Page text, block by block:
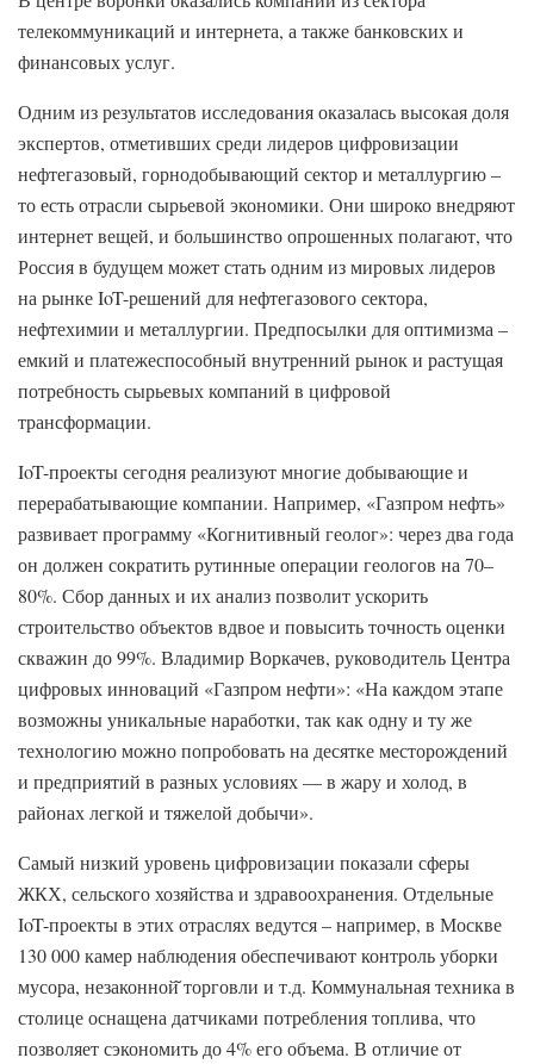
телекоммуникаций и интернета, а также банковских и
финансовых услуг.
Одним из результатов исследования оказалась высокая доля
экспертов, отметивших среди лидеров цифровизации
нефтегазовый, горнодобывающий сектор и металлургию –
то есть отрасли сырьевой экономики. Они широко внедряют
интернет вещей, и большинство опрошенных полагают, что
Россия в будущем может стать одним из мировых лидеров
на рынке IoT-решений для нефтегазового сектора,
нефтехимии и металлургии. Предпосылки для оптимизма –
емкий и платежеспособный внутренний рынок и растущая
потребность сырьевых компаний в цифровой
трансформации.
IoT-проекты сегодня реализуют многие добывающие и
перерабатывающие компании. Например, «Газпром нефть»
развивает программу «Когнитивный геолог»: через два года
он должен сократить рутинные операции геологов на 70–
80%. Сбор данных и их анализ позволит ускорить
строительство объектов вдвое и повысить точность оценки
скважин до 99%. Владимир Воркачев, руководитель Центра
цифровых инноваций «Газпром нефти»: «На каждом этапе
возможны уникальные наработки, так как одну и ту же
технологию можно попробовать на десятке месторождений
и предприятий в разных условиях — в жару и холод, в
районах легкой и тяжелой добычи».
Самый низкий уровень цифровизации показали сферы
ЖКХ, сельского хозяйства и здравоохранения. Отдельные
IoT-проекты в этих отраслях ведутся – например, в Москве
130 000 камер наблюдения обеспечивают контроль уборки
мусора, незаконной̆ торговли и т.д. Коммунальная техника в
столице оснащена датчиками потребления топлива, что
позволяет сэкономить до 4% его объема. В отличие от